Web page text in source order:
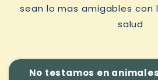
estuviera en modo alerta.”
sean lo mas amigables con
salud
No testamos en animales